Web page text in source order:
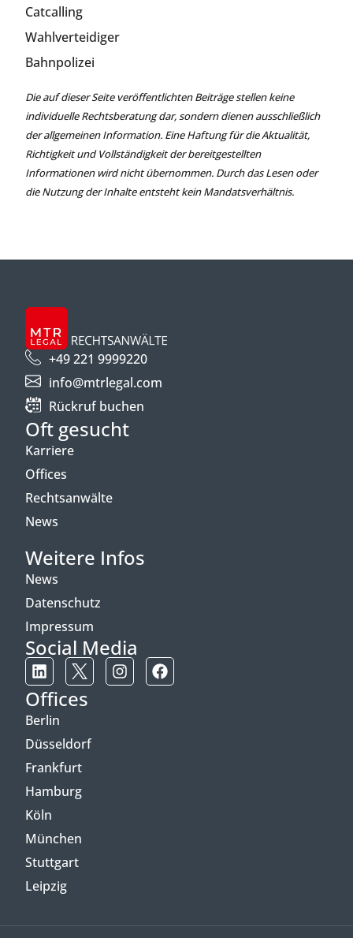
Catcalling
Wahlverteidiger
Bahnpolizei
Die auf dieser Seite veröffentlichten Beiträge stellen keine
individuelle Rechtsberatung dar, sondern dienen ausschließlich
der allgemeinen Information. Eine Haftung für die Aktualität,
Richtigkeit und Vollständigkeit der bereitgestellten
Informationen wird nicht übernommen. Durch das Lesen oder
die Nutzung der Inhalte entsteht kein Mandatsverhältnis.
+49 221 9999220
info@mtrlegal.com
Rückruf buchen
Oft gesucht
Karriere
Offices
Rechtsanwälte
News
Weitere Infos
News
Datenschutz
Impressum
Social Media
Offices
Berlin
Düsseldorf
Frankfurt
Hamburg
Köln
München
Stuttgart
Leipzig